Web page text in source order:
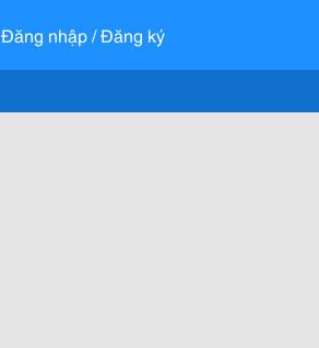
Đăng nhập / Đăng ký